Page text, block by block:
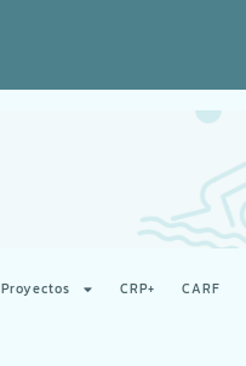
Proyectos CRP+ CARF